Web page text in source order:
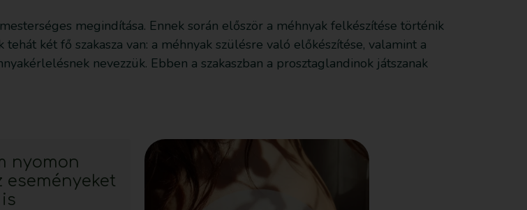
megindítása. Ennek során először a méhnyak felkészítése történik
két fő szakasza van: a méhnyak szülésre való előkészítése, valamint a
nevezzük. Ebben a szakaszban a prosztaglandinok játszanak
nyomon
eseményeket